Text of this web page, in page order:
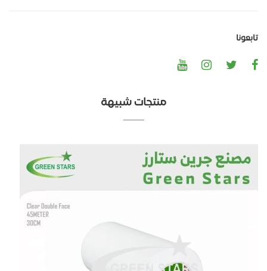
تابعونا
منتجات شبيهة